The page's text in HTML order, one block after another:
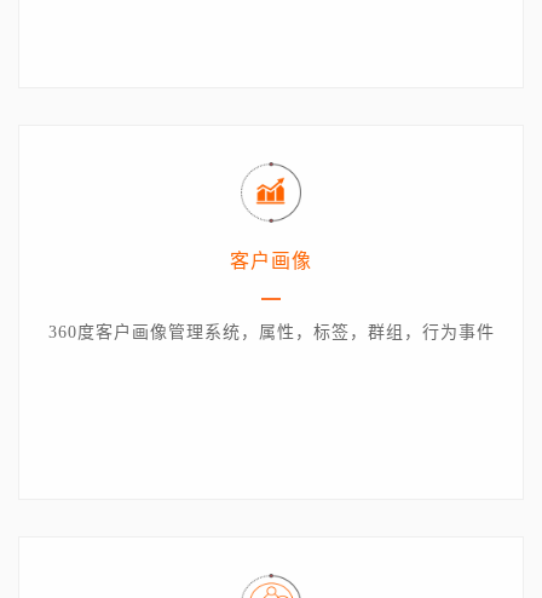
客户画像
360度客户画像管理系统，属性，标签，群组，行为事件